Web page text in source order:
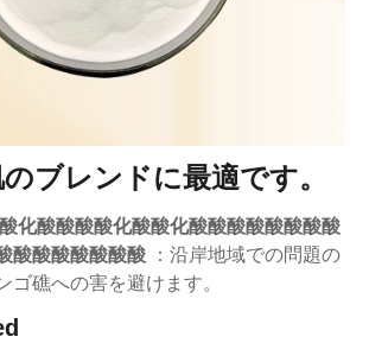
のブレンドに最適です。
化酸酸酸酸化酸酸化酸酸酸酸酸酸酸酸
酸酸酸酸酸酸酸 ：沿岸地域での問題の
ゴ礁への害を避けます。